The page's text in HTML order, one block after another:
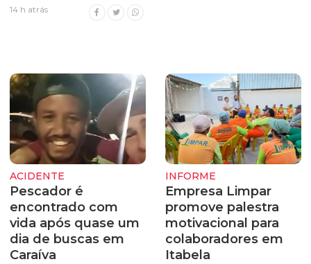
14 h atrás
ACIDENTE
Pescador é
encontrado com
vida após quase um
dia de buscas em
Caraíva
INFORME
Empresa Limpar
promove palestra
motivacional para
colaboradores em
Itabela